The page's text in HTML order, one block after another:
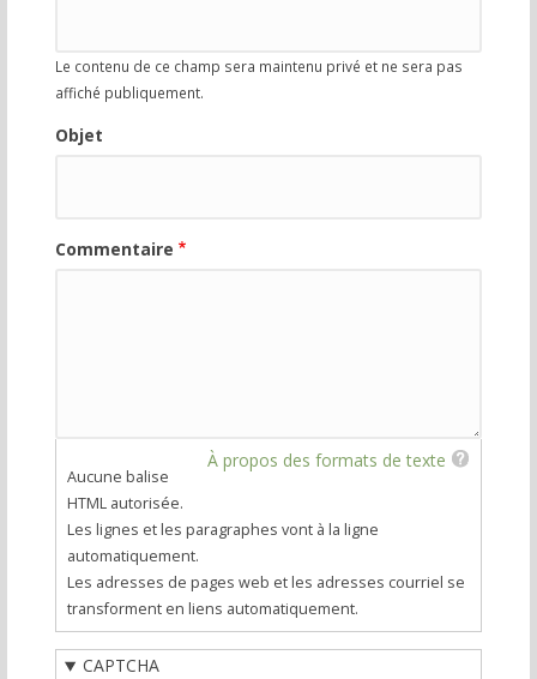
Le contenu de ce champ sera maintenu privé et ne sera pas
affiché publiquement.
Objet
Commentaire
À propos des formats de texte
Aucune balise
HTML autorisée.
Les lignes et les paragraphes vont à la ligne
automatiquement.
Les adresses de pages web et les adresses courriel se
transforment en liens automatiquement.
CAPTCHA